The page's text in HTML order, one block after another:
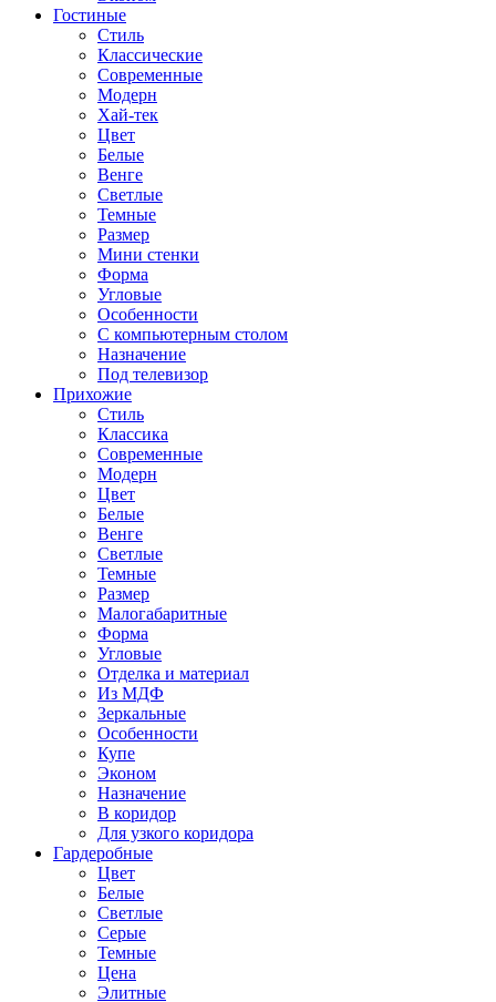
Гостиные
Стиль
Классические
Современные
Модерн
Хай-тек
Цвет
Белые
Венге
Светлые
Темные
Размер
Мини стенки
Форма
Угловые
Особенности
С компьютерным столом
Назначение
Под телевизор
Прихожие
Стиль
Классика
Современные
Модерн
Цвет
Белые
Венге
Светлые
Темные
Размер
Малогабаритные
Форма
Угловые
Отделка и материал
Из МДФ
Зеркальные
Особенности
Купе
Эконом
Назначение
В коридор
Для узкого коридора
Гардеробные
Цвет
Белые
Светлые
Серые
Темные
Цена
Элитные